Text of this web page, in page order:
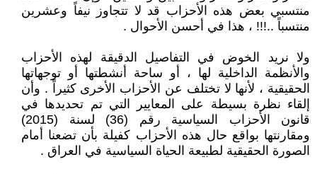
منتسبي بعض هذه الأحزاب قد لا تتجاوز نيفاً وعشرين
منتسباً ..!!! ، هذا في أحسن الأحوال .
ولا نريد الخوض في التفاصيل الدقيقة لهذه الأحزاب
والأنظمة الداخلية لها ، أو ساحة أنشطتها أو توجهاتها
الحقيقية ، لأنها لا تختلف عن الأحزاب الأخرى كثيراً . وأن
إلقاء نظرة بسيطة على المعايير التي تم تحديدها في
قانون الأحزاب السياسية رقم (36) لسنة (2015)
ومقارنتها بواقع حال هذه الأحزاب كفيلة بأن تضعنا أمام
الصورة الحقيقية لطبيعة الحياة السياسية في العراق .